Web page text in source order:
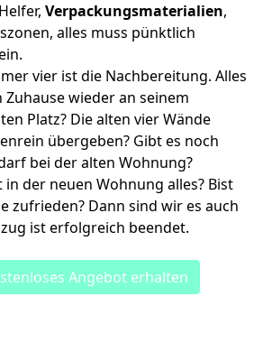
Verpackungsmaterialien,
alles muss pünktlich
vier ist die Nachbereitung. Alles
Zuhause wieder an seinem
Platz? Die alten vier Wände
übergeben? Gibt es noch
bei der alten Wohnung?
der neuen Wohnung alles? Bist
zufrieden? Dann sind wir es auch
ist erfolgreich beendet.
Angebot erhalten